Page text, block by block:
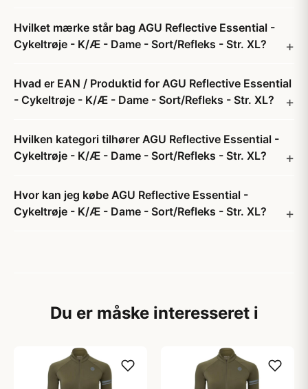
Hvilket mærke står bag AGU Reflective Essential -
Cykeltrøje - K/Æ - Dame - Sort/Refleks - Str. XL?
Hvad er EAN / Produktid for AGU Reflective Essential
- Cykeltrøje - K/Æ - Dame - Sort/Refleks - Str. XL?
Hvilken kategori tilhører AGU Reflective Essential -
Cykeltrøje - K/Æ - Dame - Sort/Refleks - Str. XL?
Hvor kan jeg købe AGU Reflective Essential -
Cykeltrøje - K/Æ - Dame - Sort/Refleks - Str. XL?
Du er måske interesseret i